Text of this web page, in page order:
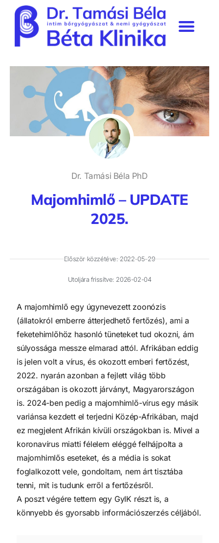
Dr. Tamási Béla PhD
Majomhimlő – UPDATE
2025.
Először közzétéve: 2022-05-29
Utoljára frissítve: 2026-02-04
A majomhimlő egy úgynevezett zoonózis
(állatokról emberre átterjedhető fertőzés), ami a
feketehimlőhöz hasonló tüneteket tud okozni, ám
súlyossága messze elmarad attól. Afrikában eddig
is jelen volt a vírus, és okozott emberi fertőzést,
2022. nyarán azonban a fejlett világ több
országában is okozott járványt, Magyarországon
is. 2024-ben pedig a majomhimlő-vírus egy másik
variánsa kezdett el terjedni Közép-Afrikában, majd
ez megjelent Afrikán kívüli országokban is. Mivel a
koronavírus miatti félelem eléggé felhájpolta a
majomhimlős eseteket, és a média is sokat
foglalkozott vele, gondoltam, nem árt tisztába
tenni, mit is tudunk erről a fertőzésről.
A poszt végére tettem egy GyIK részt is, a
könnyebb és gyorsabb információszerzés céljából.